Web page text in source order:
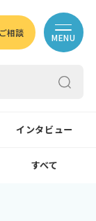
相談 MENU
インタビュー
すべて